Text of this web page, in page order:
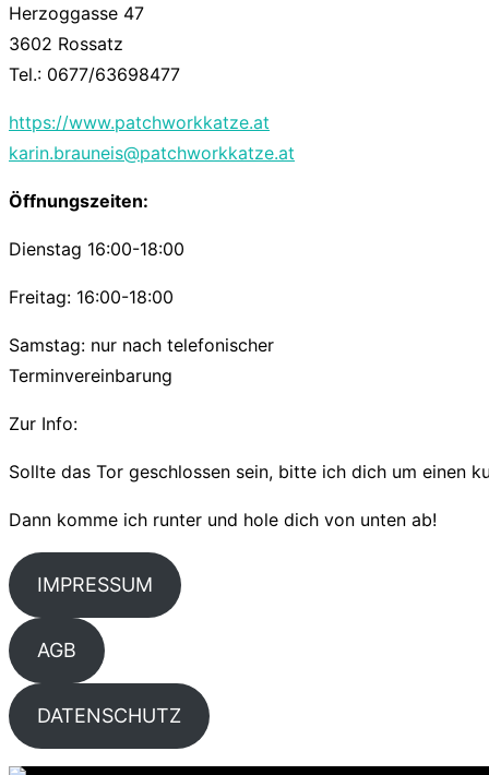
Herzoggasse 47
3602 Rossatz
Tel.: 0677/63698477
https://www.patchworkkatze.at
karin.brauneis@patchworkkatze.at
Öffnungszeiten:
Dienstag 16:00-18:00
Freitag: 16:00-18:00
Samstag: nur nach telefonischer
Terminvereinbarung
Zur Info:
Sollte das Tor geschlossen sein, bitte ich dich um einen
Dann komme ich runter und hole dich von unten ab!
IMPRESSUM
AGB
DATENSCHUTZ